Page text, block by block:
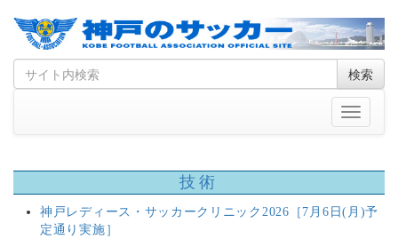
Skip
to
Search
for
検索
Toggle
技術
神戸レディース・サッカークリニック2026［7月6日(月)予
定通り実施］